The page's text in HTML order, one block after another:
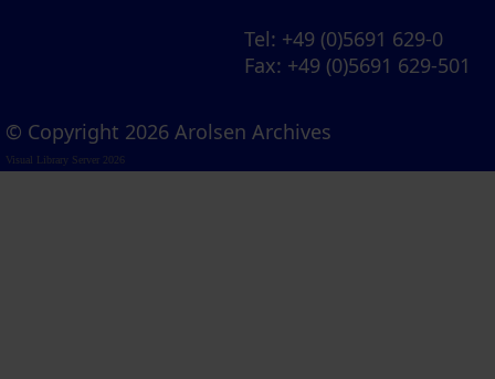
Tel: +49 (0)5691 629-0
Fax: +49 (0)5691 629-501
© Copyright 2026 Arolsen Archives
Visual Library Server 2026